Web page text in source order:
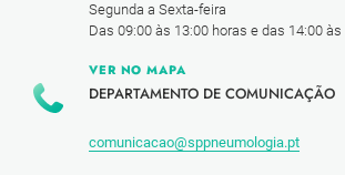
Segunda a Sexta-feira
Das 09:00 às 13:00 horas e das 14:00 às
VER NO MAPA
DEPARTAMENTO DE COMUNICAÇÃO
comunicacao@sppneumologia.pt